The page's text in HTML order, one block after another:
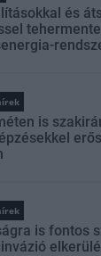
és
is
is fontos